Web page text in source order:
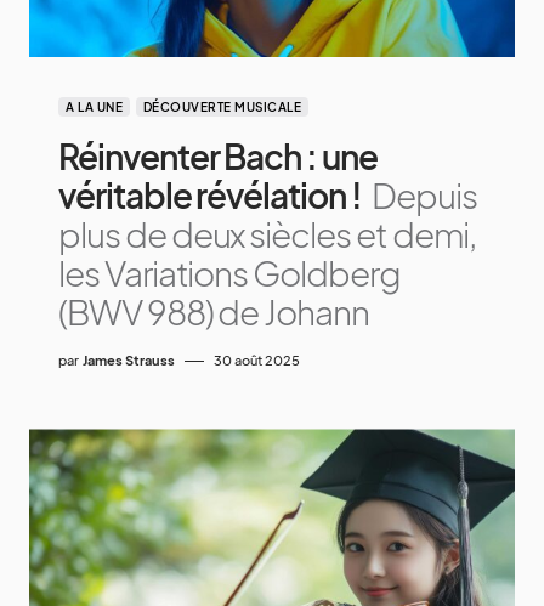
A LA UNE DÉCOUVERTE MUSICALE
Réinventer Bach : une
véritable révélation ! Depuis
plus de deux siècles et demi,
les Variations Goldberg
(BWV 988) de Johann
par James Strauss 30 août 2025